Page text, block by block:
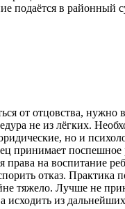
подаётся в районный
от отцовства, нужно
не из лёгких.
но и
принимает поспешное
права на воспитание
отказ. Практика
тяжело. Лучше не
из